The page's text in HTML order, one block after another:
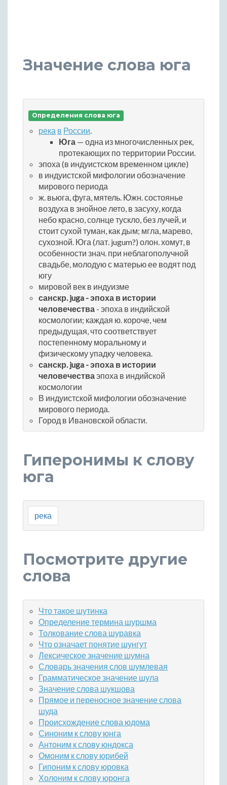
Значение слова юга
Определения слова юга
река в России.
Юга — одна из многочисленных рек,
протекающих по территории России.
эпоха (в индуистском временном цикле)
в индуистской мифологии обозначение
мирового периода
ж. вьюга, фуга, мятель. Южн. состоянье
воздуха в знойное лето, в засуху, когда
небо красно, солнце тускло, без лучей, и
стоит сухой туман, как дым; мгла, марево,
сухозной. Юга (лат. jugum?) олон. хомут, в
особенности знач. при неблагополучной
свадьбе, молодую с матерью ее водят под
югу
мировой век в индуизме
санскр. juga - эпоха в истории
человечества - эпоха в индийской
космологии; каждая ю. короче, чем
предыдущая, что соответствует
постепенному моральному и
физическому упадку человека.
санскр. juga - эпоха в истории
человечестваэпоха в индийской
космологии
В индуистской мифологии обозначение
мирового периода.
Город в Ивановской области.
Гиперонимы к слову
юга
река
Посмотрите другие
слова
Что такое шутинка
Определение термина шуршма
Толкование слова шуравка
Что означает понятие шунгут
Лексическое значение шумна
Словарь значения слов шумлевая
Грамматическое значение шула
Значение слова шукшова
Прямое и переносное значение слова
шуда
Происхождение слова юдома
Синоним к слову юнга
Антоним к слову юндокса
Омоним к слову юрибей
Гипоним к слову юровка
Холоним к слову юронга